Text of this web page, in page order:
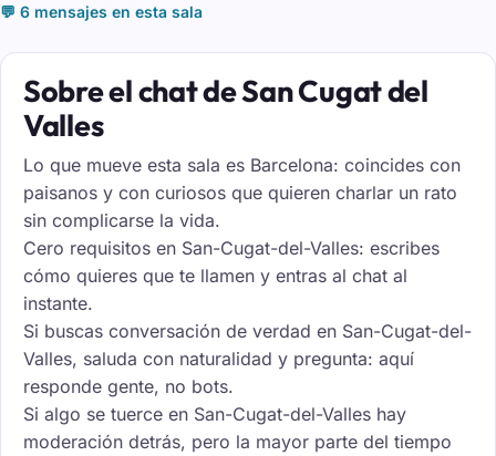
💬 6 mensajes en esta sala
Sobre el chat de San Cugat del
Valles
Lo que mueve esta sala es Barcelona: coincides con
paisanos y con curiosos que quieren charlar un rato
sin complicarse la vida.
Cero requisitos en San-Cugat-del-Valles: escribes
cómo quieres que te llamen y entras al chat al
instante.
Si buscas conversación de verdad en San-Cugat-del-
Valles, saluda con naturalidad y pregunta: aquí
responde gente, no bots.
Si algo se tuerce en San-Cugat-del-Valles hay
moderación detrás, pero la mayor parte del tiempo